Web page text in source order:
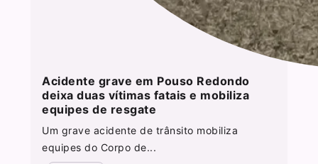
Acidente grave em Pouso Redondo
deixa duas vítimas fatais e mobiliza
equipes de resgate
Um grave acidente de trânsito mobiliza
equipes do Corpo de...